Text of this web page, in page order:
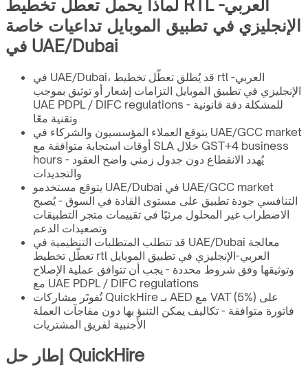
لماذا يحمل تعطّل تخطيط RTL العربي-
الإنجليزي في تطبيق الموبايل تداعيات خاصة
في UAE/Dubai
في UAE/Dubai، قد يُطلق تعطّل تخطيط rtl العربي-
الإنجليزي في تطبيق الموبايل التزامات إشعار أو توثيق بموجب
UAE PDPL / DIFC regulations - للمشكلة دقة قانونية
وتقنية معًا
يتوقع العملاء المؤسسيون والشركاء في UAE/GCC market
أوقات استجابة متوافقة مع SLA خلال GST+4 business
hours - يُهدد الانقطاع دون جدول زمني واضح العقود
والتجديدات
يتوقع مستخدمو UAE/Dubai في UAE/GCC market
التنافسي جودة تطبيق على مستوى القادة في السوق - يُصبح
الاضطراب غير المحلول مرئيًا في تقييمات متجر التطبيقات
وتصعيدات الدعم
قد تتطلب المتطلبات التنظيمية في UAE/Dubai معالجة
تعطّل تخطيط rtl العربي-الإنجليزي في تطبيق الموبايل
وتوثيقها وفق شروط محددة - يجب أن تتوافق عملية الإصلاح
مع UAE PDPL / DIFC regulations
تُفوتَر مشاركات QuickHire بـ AED مع VAT (5%) على
فاتورة متوافقة - تكاليف يمكن التنبؤ بها دون مفاجآت العملة
الأجنبية لفريق المشتريات
إطار حل QuickHire